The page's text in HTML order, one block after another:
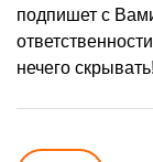
подпишет с
нечего скрывать!